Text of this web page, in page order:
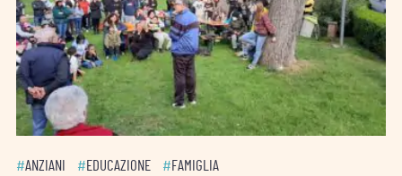
#ANZIANI #EDUCAZIONE #FAMIGLIA